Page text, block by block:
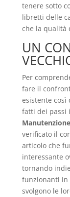
tenere sotto
libretti delle
che la qualità
UN
Per
fare il
esistente così
fatti dei passi
verificato il
articolo che
interessante
tornando
funzionanti in
svolgono le